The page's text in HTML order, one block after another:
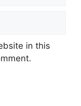
in this